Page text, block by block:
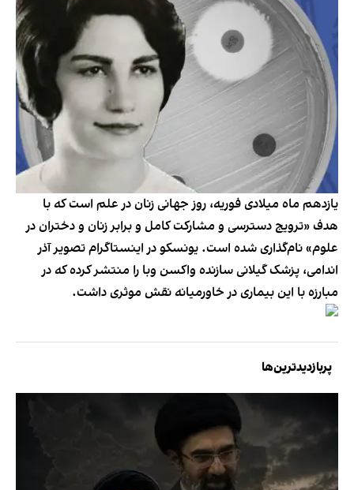
یازدهم ماه میلادی فوریه، روز جهانی زنان در علم است که با
هدف «ترویج دسترسی و مشارکت کامل و برابر زنان و دختران در
علوم» نام‌گذاری شده است. یونسکو در اینستاگرام تصویر آذر
اندامی، پزشک گیلانی سازنده واکسن وبا را منتشر کرده که در
مبارزه با این بیماری در خاورمیانه نقش موثری داشت.
پربازدیدترین‌ها